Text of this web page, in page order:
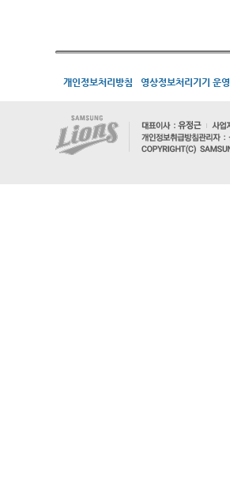
개인정보처리방침 영상정보처리기기 운